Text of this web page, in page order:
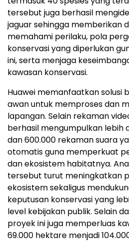
tersebut juga berhasil
jaguar sehingga memberikan
memahami perilaku, pola
konservasi yang diperlukan
ini, serta menjaga
kawasan konservasi.
Huawei memanfaatkan solusi
awan untuk memproses dan
lapangan. Selain rekaman
berhasil mengumpulkan lebih
dan 600.000 rekaman suara
otomatis guna memperkuat
dan ekosistem habitatnya.
tersebut turut meningkatkan
ekosistem sekaligus
keputusan konservasi yang
level kebijakan publik. Selain
proyek ini juga memperluas
69.000 hektare menjadi